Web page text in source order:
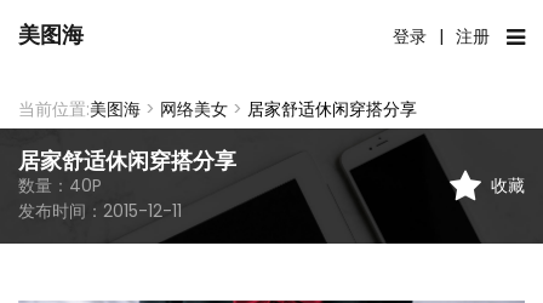
美图海 登录 | 注册
当前位置:美图海 > 网络美女 > 居家舒适休闲穿搭分享
居家舒适休闲穿搭分享
数量： 40P
发布时间： 2015-12-11
收藏